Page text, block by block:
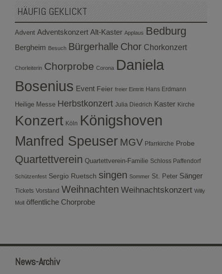
HÄUFIG GEKLICKT
Advent Adventskonzert Alt-Kaster Applaus Bedburg
Bergheim Besuch Bürgerhalle Chor Chorkonzert
Chorleiterin Chorprobe Corona Daniela
Bosenius Event Feier freier Eintritt Hans Erdmann
Heilige Messe Herbstkonzert Julia Diedrich Kaster Kirche
Konzert Köln Königshoven
Manfred Speuser MGV Pfarrkirche Probe
Quartettverein Quartettverein-Familie Schloss Paffendorf
Schützenfest Sergio Ruetsch singen Sommer St. Peter Sänger
Tickets Vorstand Weihnachten Weihnachtskonzert Willy
Moll öffentliche Chorprobe
News-Archiv